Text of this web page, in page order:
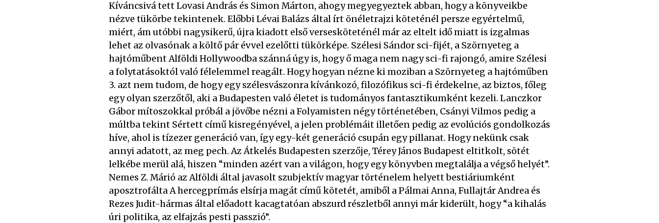
Kíváncsivá tett Lovasi András és Simon Márton, ahogy megyegyeztek abban, hogy a könyveikbe
nézve tükörbe tekintenek. Előbbi Lévai Balázs által írt önéletrajzi köteténél persze egyértelmű,
miért, ám utóbbi nagysikerű, újra kiadott első versesköteténél már az eltelt idő miatt is izgalmas
lehet az olvasónak a költő pár évvel ezelőtti tükörképe. Szélesi Sándor sci-fijét, a Szörnyeteg a
hajtóműbent Alföldi Hollywoodba szánná úgy is, hogy ő maga nem nagy sci-fi rajongó, amire Szélesi
a folytatásoktól való félelemmel reagált. Hogy hogyan nézne ki moziban a Szörnyeteg a hajtóműben
3. azt nem tudom, de hogy egy szélesvászonra kívánkozó, filozófikus sci-fi érdekelne, az biztos, főleg
egy olyan szerzőtől, aki a Budapesten való életet is tudományos fantasztikumként kezeli. Lanczkor
Gábor mítoszokkal próbál a jövőbe nézni a Folyamisten négy történetében, Csányi Vilmos pedig a
múltba tekint Sértett című kisregényével, a jelen problémáit illetően pedig az evolúciós gondolkozás
híve, ahol is tízezer generáció van, így egy-két generáció csupán egy pillanat. Hogy nekünk csak
annyi adatott, az meg pech. Az Átkelés Budapesten szerzője, Térey János Budapest eltitkolt, sötét
lelkébe merül alá, hiszen “minden azért van a világon, hogy egy könyvben megtalálja a végső helyét”.
Nemes Z. Márió az Alföldi által javasolt szubjektív magyar történelem helyett bestiáriumként
aposztrofálta A hercegprímás elsírja magát című kötetét, amiből a Pálmai Anna, Fullajtár Andrea és
Rezes Judit-hármas által előadott kacagtatóan abszurd részletből annyi már kiderült, hogy “a kihalás
úri politika, az elfajzás pesti passzió”.